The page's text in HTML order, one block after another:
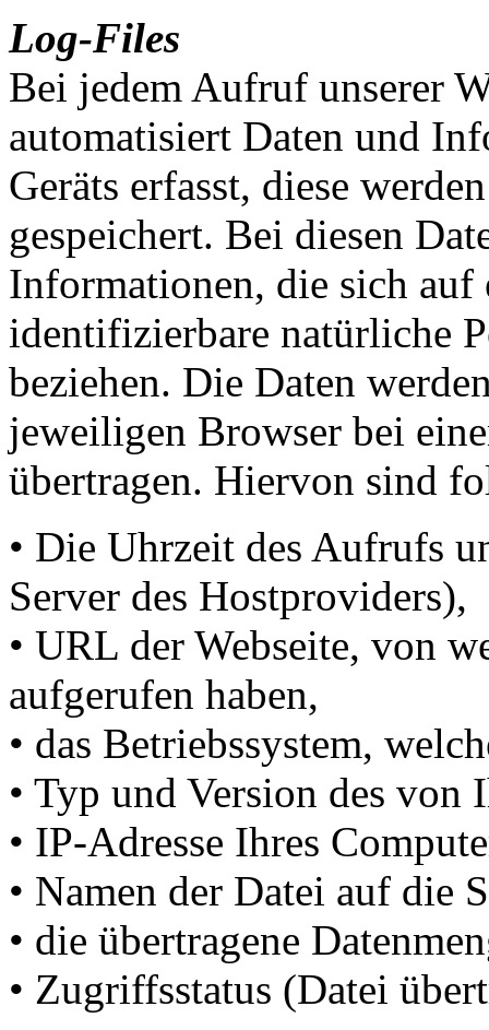
Log-Files
Bei jedem Aufruf unserer
automatisiert Daten und
Geräts erfasst, diese
gespeichert. Bei diesen
Informationen, die sich
identifizierbare natürliche
beziehen. Die Daten
jeweiligen Browser bei
übertragen. Hiervon sind
• Die Uhrzeit des Aufrufs
Server des Hostproviders),
• URL der Webseite, von
aufgerufen haben,
• das Betriebssystem,
• Typ und Version des von
• IP-Adresse Ihres
• Namen der Datei auf die
• die übertragene
• Zugriffsstatus (Datei